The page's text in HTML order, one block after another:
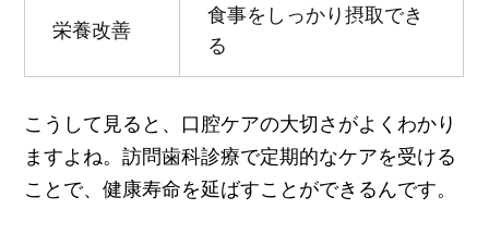
栄養改善
食事をしっかり摂取でき
る
こうして見ると、口腔ケアの大切さがよくわかり
ますよね。訪問歯科診療で定期的なケアを受ける
ことで、健康寿命を延ばすことができるんです。